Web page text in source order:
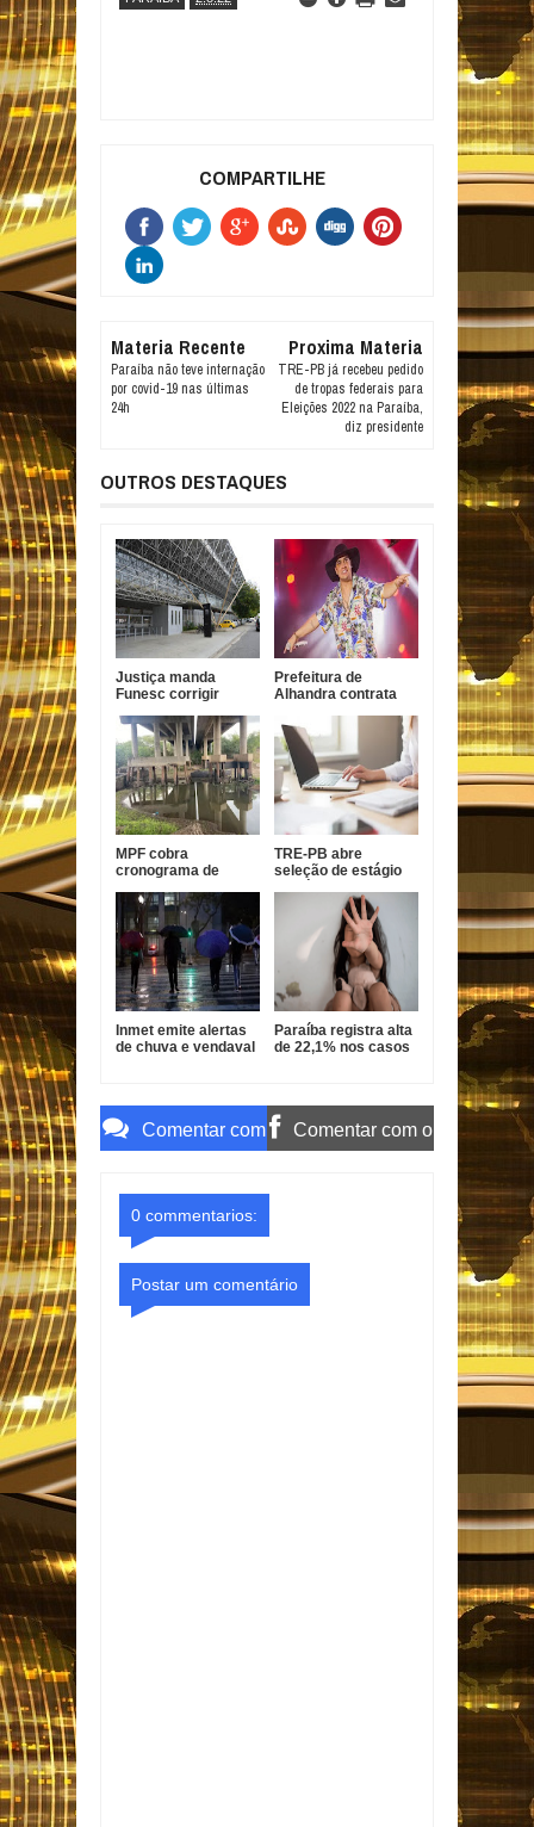
COMPARTILHE
Materia Recente
Paraíba não teve internação
por covid-19 nas últimas
24h
Proxima Materia
TRE-PB já recebeu pedido
de tropas federais para
Eleições 2022 na Paraíba,
diz presidente
OUTROS DESTAQUES
Justiça manda
Funesc corrigir
incêndio em João
Pessoa
Prefeitura de
Alhandra contrata
por R$ 750 mil para
show da festa da
padroeira
MPF cobra
cronograma de
BR-101 na Paraíba
TRE-PB abre
seleção de estágio
com bolsa de R$ 1,8
Inmet emite alertas
de chuva e vendaval
Paraíba registra alta
de 22,1% nos casos
Comentar com Comentar com o
0 commentarios:
Postar um comentário